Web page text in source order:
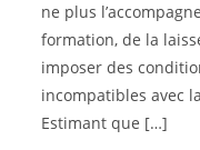
ne plus
formation, de la
imposer des
incompatibles avec
Estimant que […]